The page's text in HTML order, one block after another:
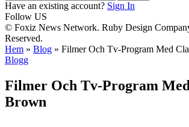
Have an existing account? Sign In
Follow US
© Foxiz News Network. Ruby Design
Reserved.
Hem » Blog » Filmer Och Tv-Program Med
Blogg
Filmer Och Tv-Program
Brown